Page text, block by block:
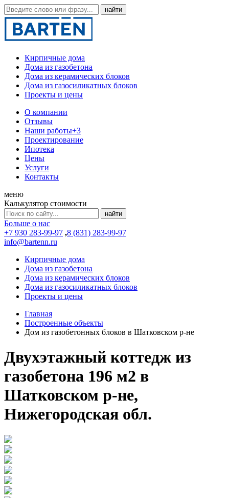
Кирпичные дома
Дома из газобетона
Дома из керамических блоков
Дома из газосиликатных блоков
Проекты и цены
О компании
Отзывы
Наши работы+3
Проектирование
Ипотека
Цены
Услуги
Контакты
меню
Калькулятор стоимости
Больше о нас
+7 930 283-99-97 ,8 (831) 283-99-97
info@bartenn.ru
Кирпичные дома
Дома из газобетона
Дома из керамических блоков
Дома из газосиликатных блоков
Проекты и цены
Главная
Построенные объекты
Дом из газобетонных блоков в Шатковском р-не
Двухэтажный коттедж из
газобетона 196 м2 в
Шатковском р-не,
Нижегородская обл.